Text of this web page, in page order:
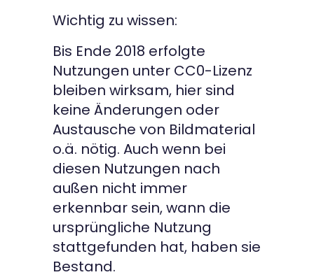
Wichtig zu wissen:
Bis Ende 2018 erfolgte
Nutzungen unter CC0-Lizenz
bleiben wirksam, hier sind
keine Änderungen oder
Austausche von Bildmaterial
o.ä. nötig. Auch wenn bei
diesen Nutzungen nach
außen nicht immer
erkennbar sein, wann die
ursprüngliche Nutzung
stattgefunden hat, haben sie
Bestand.